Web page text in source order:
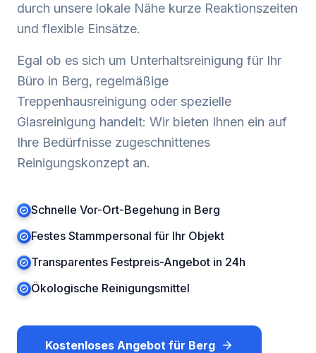
durch unsere lokale Nähe kurze Reaktionszeiten
und flexible Einsätze.
Egal ob es sich um Unterhaltsreinigung für Ihr
Büro in Berg, regelmäßige
Treppenhausreinigung oder spezielle
Glasreinigung handelt: Wir bieten Ihnen ein auf
Ihre Bedürfnisse zugeschnittenes
Reinigungskonzept an.
Schnelle Vor-Ort-Begehung in Berg
Festes Stammpersonal für Ihr Objekt
Transparentes Festpreis-Angebot in 24h
Ökologische Reinigungsmittel
Kostenloses Angebot für Berg